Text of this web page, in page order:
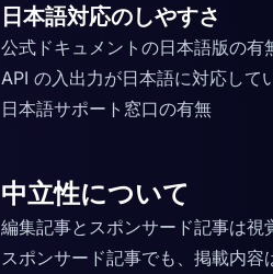
日本語対応のしやすさ
公式ドキュメントの日本語版の有
API の入出力が日本語に対応して
日本語サポート窓口の有無
中立性について
編集記事とスポンサード記事は視
スポンサード記事でも、掲載内